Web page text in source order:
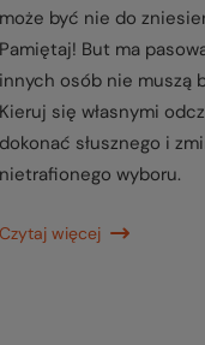
może być nie do
Pamiętaj! But ma
innych osób nie muszą
Kieruj się własnymi
dokonać słusznego i
nietrafionego wyboru.
Czytaj więcej